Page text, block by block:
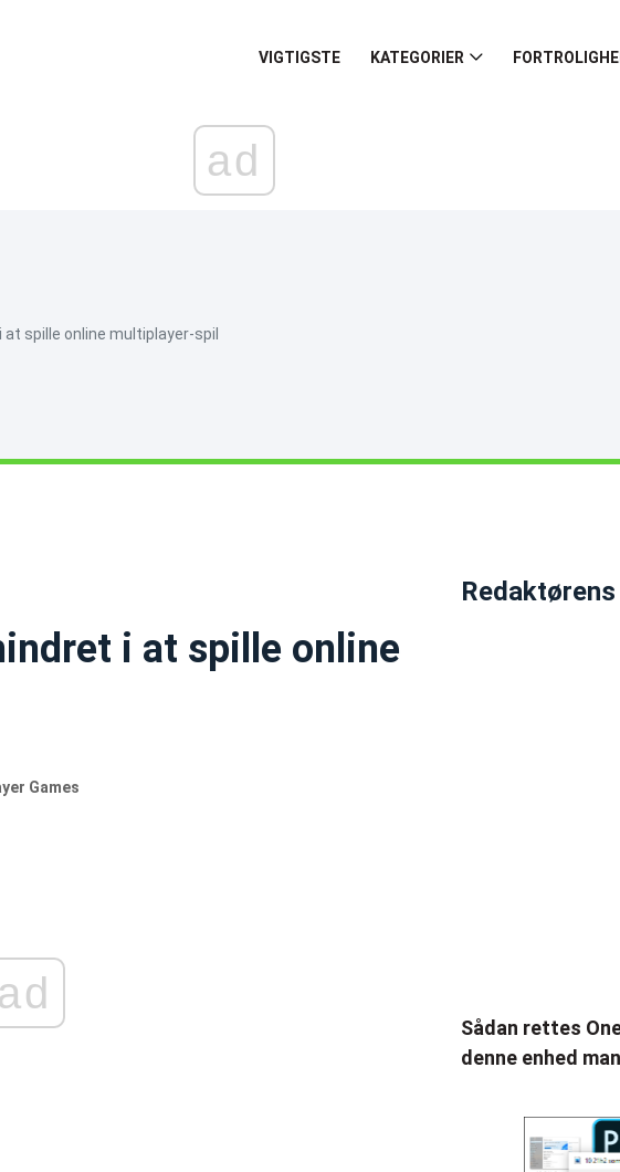
VIGTIGSTE KATEGORIER
ad
spille online multiplayer-spil
i at spille online
Games
ad
Sådan rettes
denne enhed